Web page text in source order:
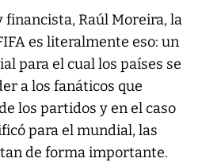
financista, Raúl Moreira, la
es literalmente eso: un
para el cual los países se
a los fanáticos que
los partidos y en el caso
para el mundial, las
de forma importante.